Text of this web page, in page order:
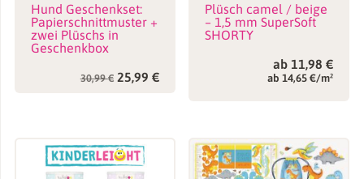
Hund Geschenkset:
Papierschnittmuster +
zwei Plüschs in
Geschenkbox
30,99€ Ursprünglicher
25,99 €Aktueller
Plüsch camel / beige
– 1,5 mm SuperSoft
SHORTY
ab 11,98€
ab 14,65 €/m²